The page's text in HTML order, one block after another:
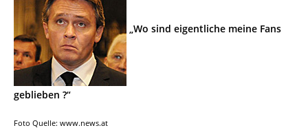
„Wo sind eigentliche meine Fans
geblieben ?“
Foto Quelle: www.news.at